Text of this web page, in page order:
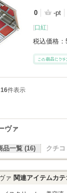
0 -pt
[口紅]
税込価格：
件表示
ヴァ
品一覧 (16) クチ
ァ 関連アイテムカテ